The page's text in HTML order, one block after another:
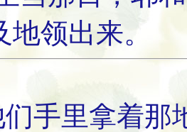
领出来。
手里拿着那